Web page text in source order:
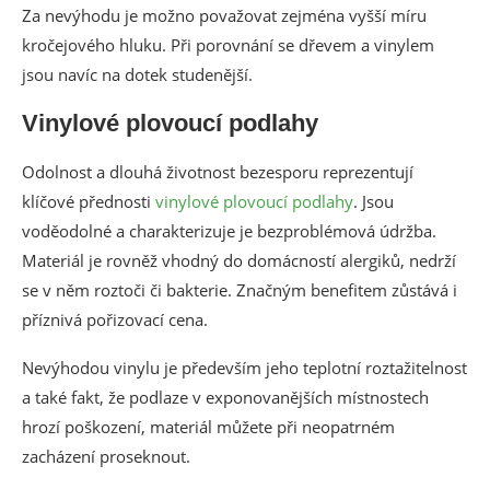
Za nevýhodu je možno považovat zejména vyšší míru
kročejového hluku. Při porovnání se dřevem a vinylem
jsou navíc na dotek studenější.
Vinylové plovoucí podlahy
Odolnost a dlouhá životnost bezesporu reprezentují
klíčové přednosti vinylové plovoucí podlahy. Jsou
voděodolné a charakterizuje je bezproblémová údržba.
Materiál je rovněž vhodný do domácností alergiků, nedrží
se v něm roztoči či bakterie. Značným benefitem zůstává i
příznivá pořizovací cena.
Nevýhodou vinylu je především jeho teplotní roztažitelnost
a také fakt, že podlaze v exponovanějších místnostech
hrozí poškození, materiál můžete při neopatrném
zacházení proseknout.